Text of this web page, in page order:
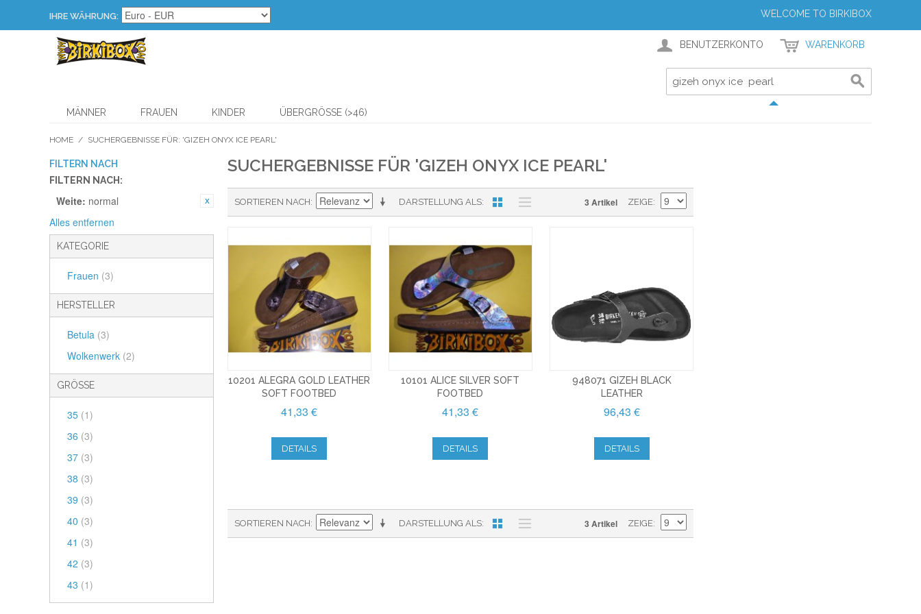
IHRE WÄHRUNG: WELCOME TO BIRKIBOX
BENUTZERKONTO WARENKORB
MÄNNER FRAUEN KINDER ÜBERGRÖSSE (>46)
HOME / SUCHERGEBNISSE FÜR: 'GIZEH ONYX ICE PEARL'
FILTERN NACH
FILTERN NACH:
Weite: normal
Alles entfernen
KATEGORIE
Frauen (3)
HERSTELLER
Betula (3)
Wolkenwerk (2)
GRÖSSE
35 (1)
36 (3)
37 (3)
38 (3)
39 (3)
40 (3)
41 (3)
42 (3)
43 (1)
SUCHERGEBNISSE FÜR 'GIZEH ONYX ICE PEARL'
DARSTELLUNG ALS
SORTIEREN NACH 3 Artikel ZEIGE
10201 ALEGRA GOLD LEATHER
SOFT FOOTBED
41,33 €
DETAILS
10101 ALICE SILVER SOFT
FOOTBED
41,33 €
DETAILS
948071 GIZEH BLACK
LEATHER
96,43 €
DETAILS
DARSTELLUNG ALS
SORTIEREN NACH 3 Artikel ZEIGE